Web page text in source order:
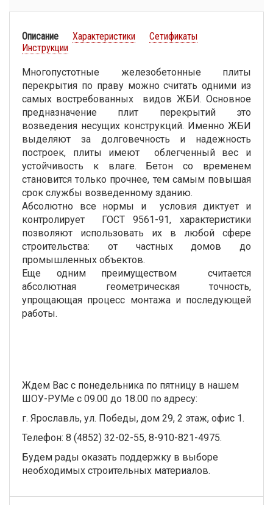
Описание Характеристики
Сетификаты
Инструкции
Многопустотные железобетонные плиты
перекрытия по праву можно считать одними из
самых востребованных видов ЖБИ. Основное
предназначение плит перекрытий это
возведения несущих конструкций. Именно ЖБИ
выделяют за долговечность и надежность
построек, плиты имеют облегченный вес и
устойчивость к влаге. Бетон со временем
становится только прочнее, тем самым повышая
срок службы возведенному зданию.
Абсолютно все нормы и условия диктует и
контролирует ГОСТ 9561-91, характеристики
позволяют использовать их в любой сфере
строительства: от частных домов до
промышленных объектов.
Еще одним преимуществом считается
абсолютная геометрическая точность,
упрощающая процесс монтажа и последующей
работы.
Ждем Вас с понедельника по пятницу в нашем
ШОУ-РУМе с 09.00 до 18.00 по адресу:
г. Ярославль, ул. Победы, дом 29, 2 этаж, офис 1.
Телефон: 8 (4852) 32-02-55, 8-910-821-4975.
Будем рады оказать поддержку в выборе
необходимых строительных материалов.